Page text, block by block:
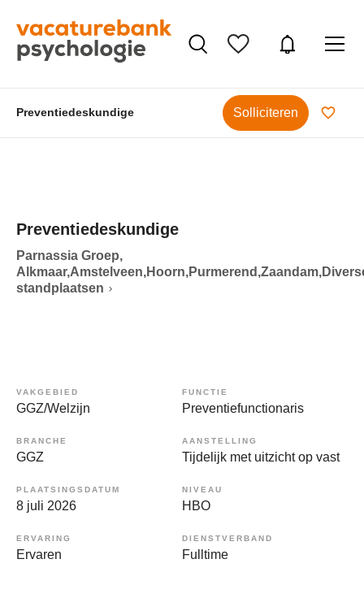
Preventiedeskundige Solliciteren
Preventiedeskundige
Parnassia Groep,
standplaatsen
VAKGEBIED
GGZ/Welzijn
FUNCTIE
Preventiefunctionaris
BRANCHE
GGZ
AANSTELLING
Tijdelijk met uitzicht op vast
PLAATSINGSDATUM
8 juli 2026
NIVEAU
HBO
ERVARING
Ervaren
DIENSTVERBAND
Fulltime